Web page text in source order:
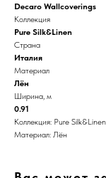
Decaro Wallcoverings
Коллекция
Pure Silk&Linen
Страна
Италия
Материал
Лён
Ширина, м
0.91
Коллекция: Pure Silk&Linen
Материал: Лён